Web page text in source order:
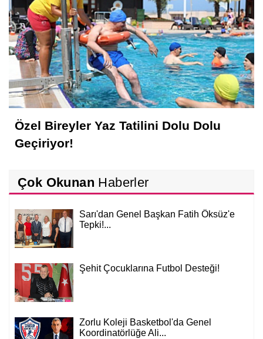
Özel Bireyler Yaz Tatilini Dolu Dolu
Geçiriyor!
Çok Okunan Haberler
Sarı'dan Genel Başkan Fatih Öksüz'e
Tepki!...
Şehit Çocuklarına Futbol Desteği!
Zorlu Koleji Basketbol'da Genel
Koordinatörlüğe Ali...